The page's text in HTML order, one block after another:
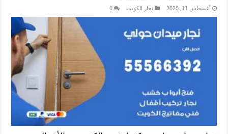
أغسطس 11, 2020 نجار الكويت 0